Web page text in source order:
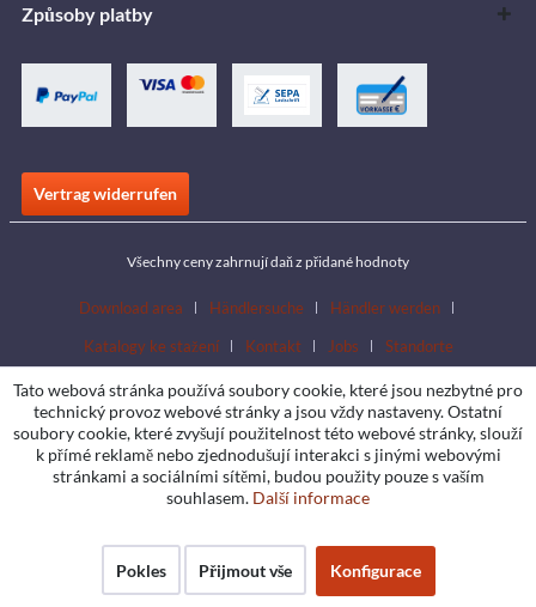
Způsoby platby
Vertrag widerrufen
Všechny ceny zahrnují daň z přidané hodnoty
Download area Händlersuche
Händler werden
Katalogy ke stažení
Kontakt Jobs Standorte
Tato webová stránka používá soubory cookie, které jsou nezbytné pro
technický provoz webové stránky a jsou vždy nastaveny. Ostatní
soubory cookie, které zvyšují použitelnost této webové stránky, slouží
k přímé reklamě nebo zjednodušují interakci s jinými webovými
stránkami a sociálními sítěmi, budou použity pouze s vaším
souhlasem. Další informace
Pokles Přijmout vše Konfigurace